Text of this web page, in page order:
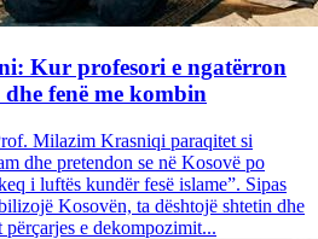
Kur profesori e ngatërron
fenë me kombin
Milazim Krasniqi paraqitet si
dhe pretendon se në Kosovë po
i luftës kundër fesë islame”. Sipas
Kosovën, ta dështojë shtetin dhe
e dekompozimit...